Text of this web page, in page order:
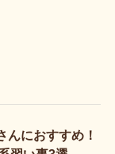
んにおすすめ！